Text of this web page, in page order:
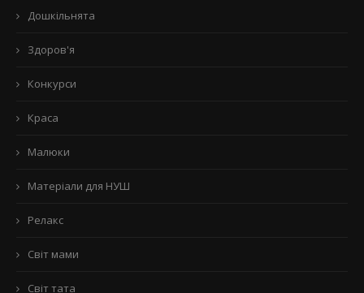
Дошкільнята
Здоров'я
Конкурси
Краса
Малюки
Матеріали для НУШ
Релакс
Світ мами
Світ тата